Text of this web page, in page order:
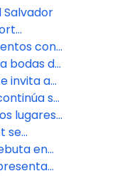
verano
con 7
de lujo en
con
el Caribe
bodas de
invita a
su
Caribe y
de
en 2024
lugares
próximo
se
delen
de W